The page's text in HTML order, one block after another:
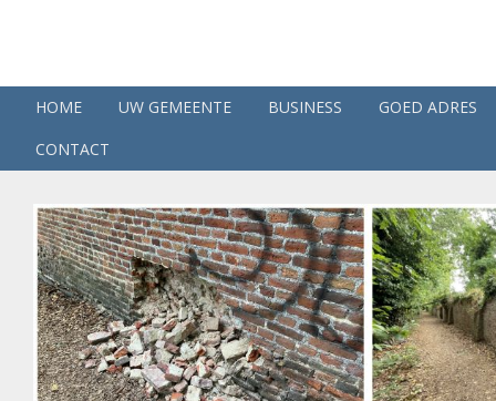
HOME UW GEMEENTE BUSINESS
GOED ADRES
CONTACT